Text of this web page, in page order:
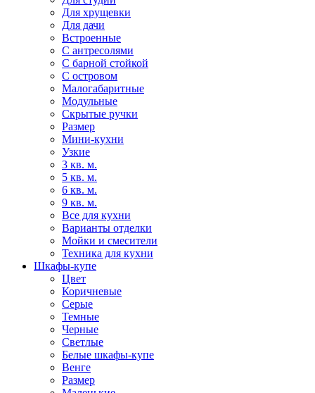
Для хрущевки
Для дачи
Встроенные
С антресолями
С барной стойкой
С островом
Малогабаритные
Модульные
Скрытые ручки
Размер
Мини-кухни
Узкие
3 кв. м.
5 кв. м.
6 кв. м.
9 кв. м.
Все для кухни
Варианты отделки
Мойки и смесители
Техника для кухни
Шкафы-купе
Цвет
Коричневые
Серые
Темные
Черные
Светлые
Белые шкафы-купе
Венге
Размер